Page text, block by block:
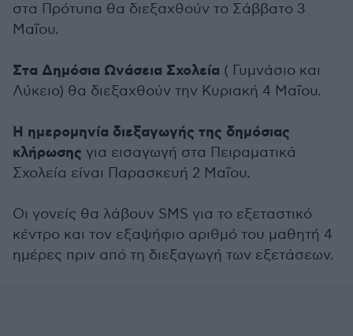
στα Πρότυπα θα διεξαχθούν το Σάββατο 3
Μαΐου.
Στα Δημόσια Ωνάσεια Σχολεία ( Γυμνάσιο και
Λύκειο) θα διεξαχθούν την Κυριακή 4 Μαΐου.
Η ημερομηνία διεξαγωγής της δημόσιας
κλήρωσης για εισαγωγή στα Πειραματικά
Σχολεία είναι Παρασκευή 2 Μαΐου.
Οι γονείς θα λάβουν SMS για το εξεταστικό
κέντρο και τον εξαψήφιο αριθμό του μαθητή 4
ημέρες πριν από τη διεξαγωγή των εξετάσεων.